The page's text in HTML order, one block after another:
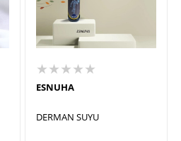
★★★★★
ESNUHA
DERMAN SUYU